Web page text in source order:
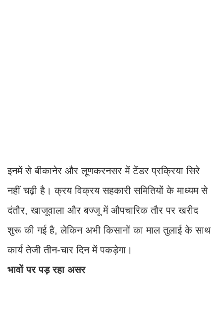
इनमें से बीकानेर और लूणकरनसर में टेंडर प्रक्रिया सिरे
नहीं चढ़ी है। क्रय विक्रय सहकारी समितियों के माध्यम से
दंतौर, खाजूवाला और बज्जू में औपचारिक तौर पर खरीद
शुरू की गई है, लेकिन अभी किसानों का माल तुलाई के साथ
कार्य तेजी तीन-चार दिन में पकड़ेगा।
भावों पर पड़ रहा असर